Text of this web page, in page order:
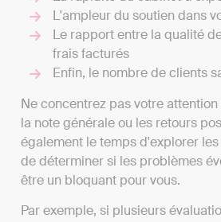
L'ampleur du soutien dans
Le rapport entre la qualité
frais facturés
Enfin, le nombre de clients
Ne concentrez pas votre
la note générale ou les retours
également le temps d'explorer
de déterminer si les problèmes
être un bloquant pour vous.
Par exemple, si plusieurs